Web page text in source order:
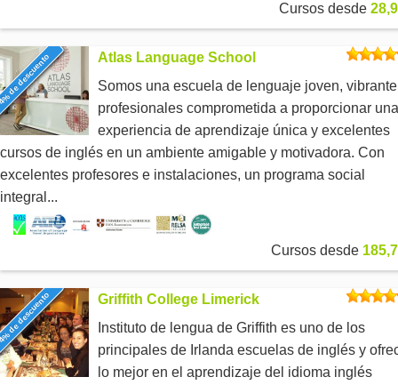
Cursos desde
descuento
Atlas Language School
Somos una escuela de lenguaje joven,
profesionales comprometida a proporcionar una
experiencia de aprendizaje única y excelentes
cursos de inglés en un ambiente amigable y motivadora. Con
excelentes profesores e instalaciones, un programa social
integral...
Cursos desde
descuento
Griffith College Limerick
Instituto de lengua de Griffith es uno de los
principales de Irlanda escuelas de inglés y
lo mejor en el aprendizaje del idioma inglés